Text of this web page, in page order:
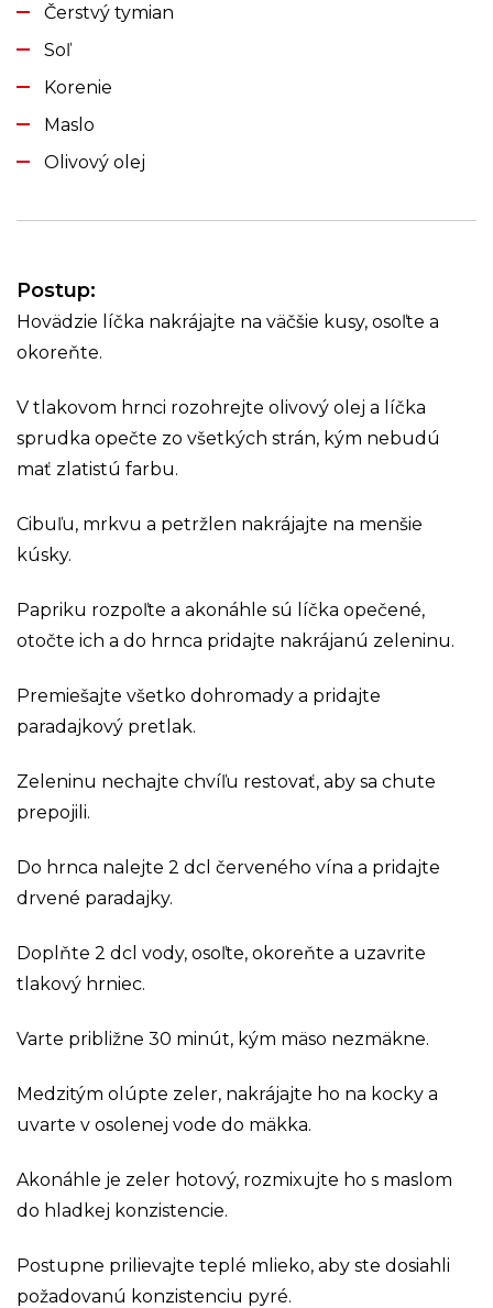
Čerstvý tymian
Soľ
Korenie
Maslo
Olivový olej
Postup:
Hovädzie líčka nakrájajte na väčšie kusy, osoľte a
okoreňte.
V tlakovom hrnci rozohrejte olivový olej a líčka
sprudka opečte zo všetkých strán, kým nebudú
mať zlatistú farbu.
Cibuľu, mrkvu a petržlen nakrájajte na menšie
kúsky.
Papriku rozpoľte a akonáhle sú líčka opečené,
otočte ich a do hrnca pridajte nakrájanú zeleninu.
Premiešajte všetko dohromady a pridajte
paradajkový pretlak.
Zeleninu nechajte chvíľu restovať, aby sa chute
prepojili.
Do hrnca nalejte 2 dcl červeného vína a pridajte
drvené paradajky.
Doplňte 2 dcl vody, osoľte, okoreňte a uzavrite
tlakový hrniec.
Varte približne 30 minút, kým mäso nezmäkne.
Medzitým olúpte zeler, nakrájajte ho na kocky a
uvarte v osolenej vode do mäkka.
Akonáhle je zeler hotový, rozmixujte ho s maslom
do hladkej konzistencie.
Postupne prilievajte teplé mlieko, aby ste dosiahli
požadovanú konzistenciu pyré.